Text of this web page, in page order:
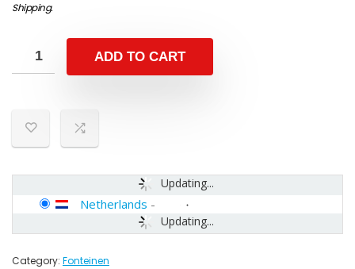
Shipping.
ADD TO CART
Updating...
Updating...
Netherlands -
Category: Fonteinen